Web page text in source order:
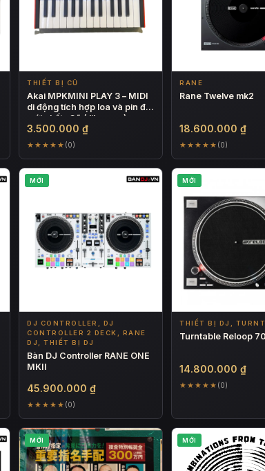
THIẾT BỊ CŨ
Akai MPKMINI PLAY 3 – MIDI
di động tích hợp loa và pin đời
mới nhất- Cũ ( like new)
3.500.000 ₫
★★★★★ (0)
RANE
Rane Twelve mk2
18.600.000 ₫
★★★★★ (0)
MỚI
DJ CONTROLLER, DJ
CONTROLLER 2 DECK, RANE
DJ, THIẾT BỊ DJ
Bàn DJ Controller RANE ONE
MKII
45.900.000 ₫
★★★★★ (0)
MỚI
THIẾT BỊ DJ,
Turntable Reloop
14.800.000 ₫
★★★★★ (0)
MỚI MỚI